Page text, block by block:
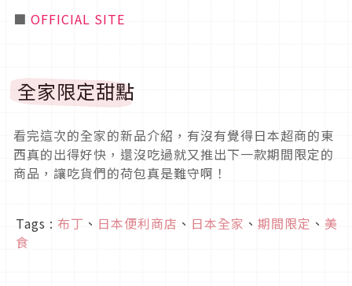
■ OFFICIAL SITE
全家限定甜點
看完這次的全家的新品介紹，有沒有覺得日本超商的東
西真的出得好快，還沒吃過就又推出下一款期間限定的
商品，讓吃貨們的荷包真是難守啊！
Tags : 布丁 、 日本便利商店 、 日本全家 、 期間限定 、 美
食